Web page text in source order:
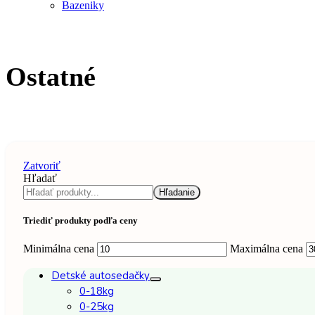
Bazeniky
Ostatné
Zatvoriť
Hľadať
Hľadanie
Triediť produkty podľa ceny
Minimálna cena Maximálna cena
Detské autosedačky
0-18kg
0-25kg